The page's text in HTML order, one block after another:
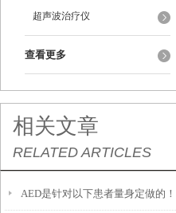
超声波治疗仪
查看更多
相关文章
RELATED ARTICLES
AED是针对以下患者量身定做的！